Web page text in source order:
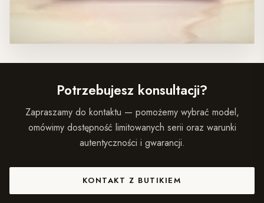
Potrzebujesz konsultacji?
Zapraszamy do kontaktu — pomożemy wybrać model,
omówimy dostępność limitowanych serii oraz warunki
autentyczności i gwarancji.
KONTAKT Z BUTIKIEM